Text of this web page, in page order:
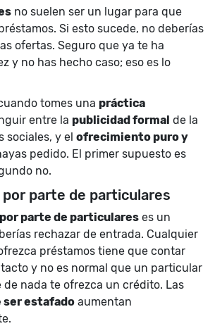
no suelen ser un lugar para que
Si esto sucede, no deberías
ofertas. Seguro que ya te ha
y no has hecho caso; eso es lo
tomes una práctica
entre la publicidad formal de la
sociales, y el ofrecimiento puro y
pedido. El primer supuesto es
no.
parte de particulares
parte de particulares es un
rechazar de entrada. Cualquier
préstamos tiene que contar
y no es normal que un particular
nada te ofrezca un crédito. Las
ser estafado aumentan